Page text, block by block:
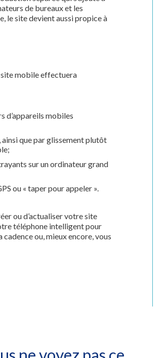
de bureaux et les
le site devient aussi propice à
mobile effectuera
d’appareils mobiles
que par glissement plutôt
sur un ordinateur grand
ou « taper pour appeler ».
ou d’actualiser votre site
téléphone intelligent pour
ou, mieux encore, vous